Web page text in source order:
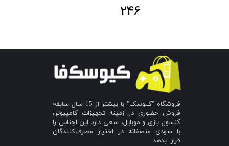
246
فروشگاه "کیوسک" با بیشتر از 15 سال سابقه
فروش حضوری در زمینه تجهیزات کامپیوتر،
کنسول بازی و موبایل، سعی دارد این اجناس را
با سودی منصفانه در اختیار مصرف‌کنندگان
قرار بدهد.